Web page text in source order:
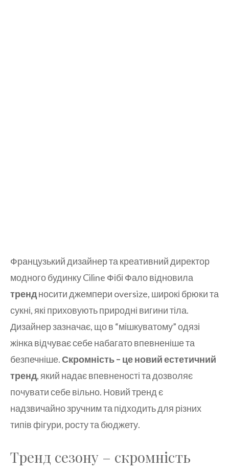
Французький дизайнер та креативний директор
модного будинку Ciline Фібі Фало відновила
трендносити джемпери oversize, широкі брюки та
сукні, які приховують природні вигини тіла.
Дизайнер зазначає, що в “мішкуватому” одязі
жінка відчуває себе набагато впевненіше та
безпечніше.Скромність – це новий естетичний
тренд, який надає впевненості та дозволяє
почувати себе вільно. Новий тренд є
надзвичайно зручним та підходить для різних
типів фігури, росту та бюджету.
Тренд сезону – скромність